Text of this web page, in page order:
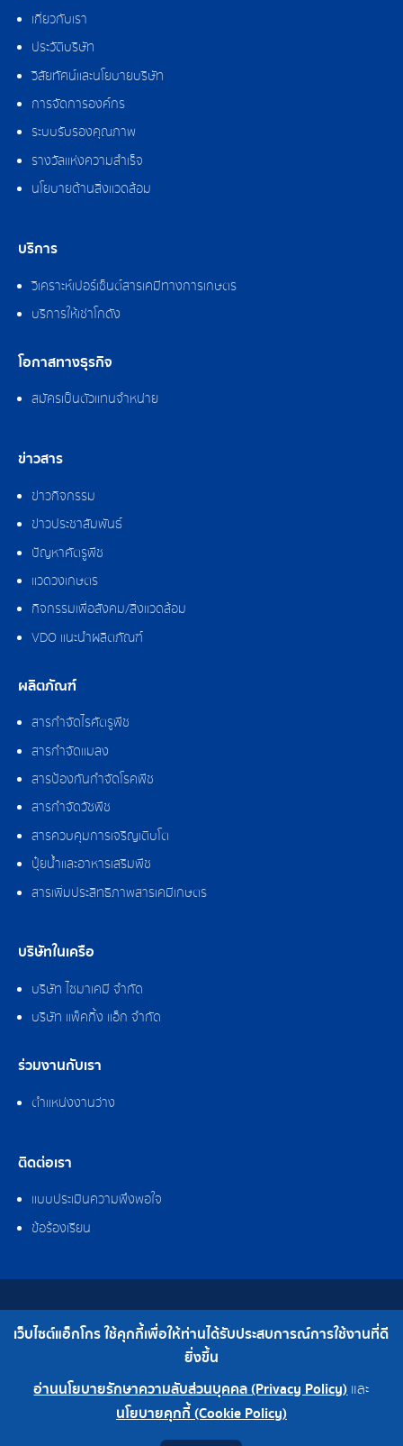
เกี่ยวกับเรา
ประวัติบริษัท
วิสัยทัศน์และนโยบายบริษัท
การจัดการองค์กร
ระบบรับรองคุณภาพ
รางวัลแห่งความสำเร็จ
นโยบายด้านสิ่งแวดล้อม
บริการ
วิเคราะห์เปอร์เซ็นต์สารเคมีทางการเกษตร
บริการให้เช่าโกดัง
โอกาสทางธุรกิจ
สมัครเป็นตัวแทนจำหน่าย
ข่าวสาร
ข่าวกิจกรรม
ข่าวประชาสัมพันธ์
ปัญหาศัตรูพืช
แวดวงเกษตร
กิจกรรมเพื่อสังคม/สิ่งแวดล้อม
VDO แนะนำผลิตภัณฑ์
ผลิตภัณฑ์
สารกำจัดไรศัตรูพืช
สารกำจัดแมลง
สารป้องกันกำจัดโรคพืช
สารกำจัดวัชพืช
สารควบคุมการเจริญเติบโต
ปุ๋ยน้ำและอาหารเสริมพืช
สารเพิ่มประสิทธิภาพสารเคมีเกษตร
บริษัทในเครือ
บริษัท ไซมาเคมี จำกัด
บริษัท แพ็คกิ้ง แอ็ก จำกัด
ร่วมงานกับเรา
ตำแหน่งงานว่าง
ติดต่อเรา
แบบประเมินความพึงพอใจ
ข้อร้องเรียน
สงวนลิขสิทธิ์ © 2562 บริษัท แอ็กโกร (ประเทศไทย) จำกัด
เบอร์โทร : 0-2308-2102 | โทรสาร : 0-2308-2487
เว็บไซต์แอ็กโกร ใช้คุกกี้เพื่อให้ท่านได้รับประสบการณ์การใช้งานที่ดี
ยิ่งขึ้น
อ่านนโยบายรักษาความลับส่วนบุคคล (Privacy Policy) และ
นโยบายคุกกี้ (Cookie Policy)
0-2308-2102
โรงงาน 0-2324-0515-6